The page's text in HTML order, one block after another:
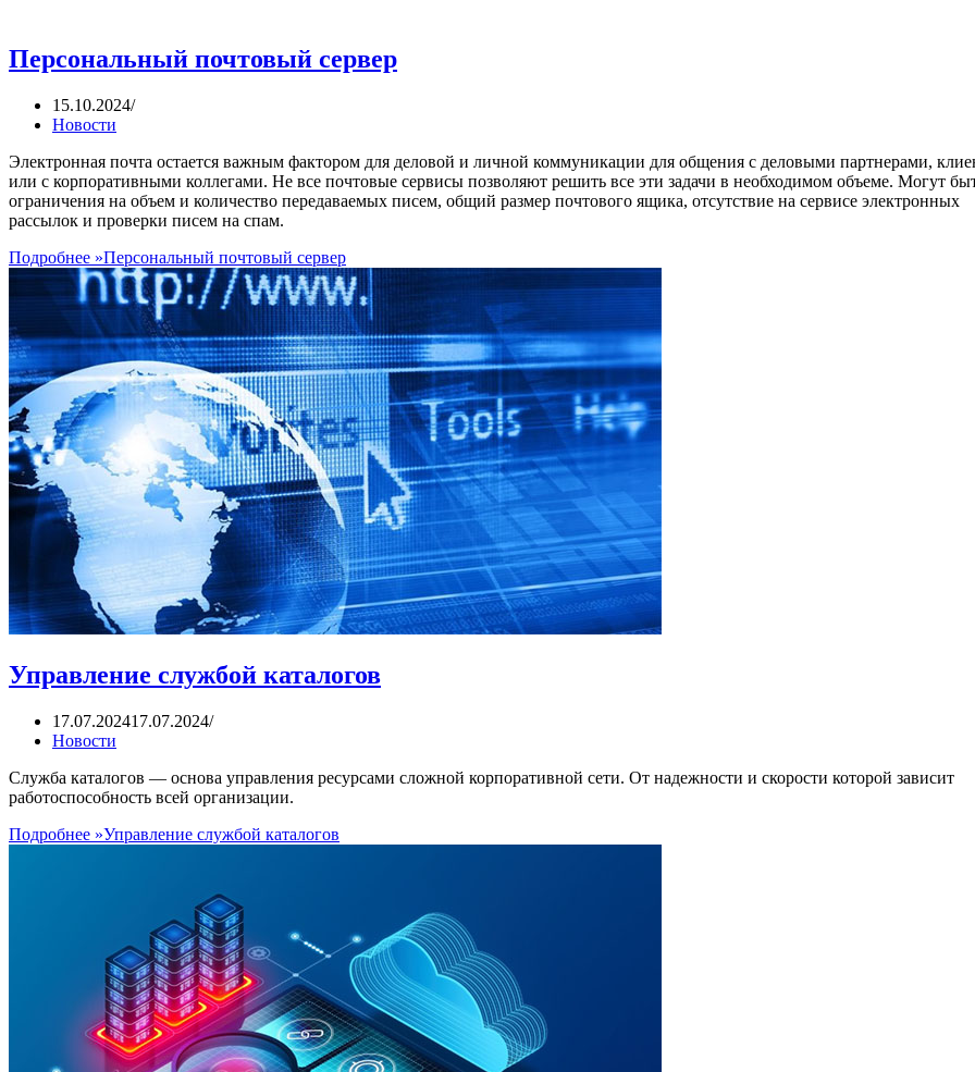
Персональный почтовый сервер
15.10.2024
Новости
Электронная почта остается важным фактором для деловой и личной коммуникации для общения с деловыми партнерами,
или с корпоративными коллегами. Не все почтовые сервисы позволяют решить все эти задачи в необходимом объеме. Могут
ограничения на объем и количество передаваемых писем, общий размер почтового ящика, отсутствие на сервисе электронных
рассылок и проверки писем на спам.
Подробнее »Персональный почтовый сервер
Управление службой каталогов
17.07.202417.07.2024
Новости
Служба каталогов — основа управления ресурсами сложной корпоративной сети. От надежности и скорости которой зависит
работоспособность всей организации.
Подробнее »Управление службой каталогов